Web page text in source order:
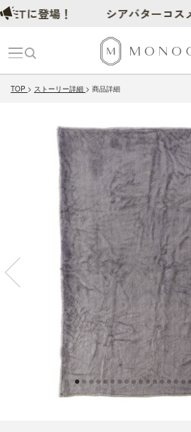
TOP ストーリー詳細 商品詳細
登場！ シアバターコスメが